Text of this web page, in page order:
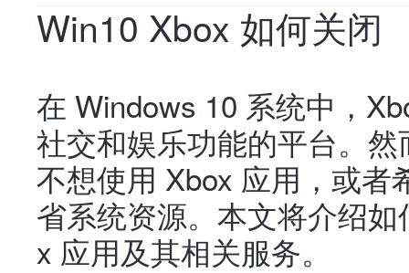
Win10 Xbox 如何关闭
在 Windows 10 系统中，
社交和娱乐功能的平台。
不想使用 Xbox 应用，或者
省系统资源。本文将介绍
x 应用及其相关服务。